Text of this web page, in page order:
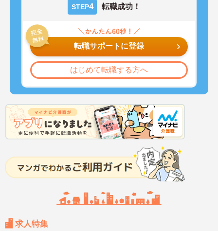
STEP4 転職成功！
転職サポートに登録
はじめて転職する方へ
求人特集